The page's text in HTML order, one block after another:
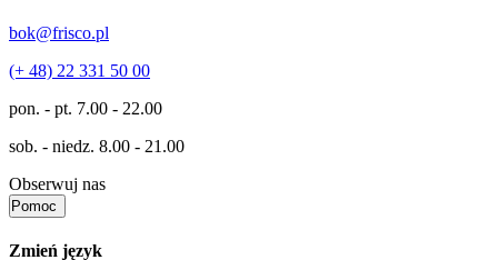
bok@frisco.pl
(+ 48) 22 331 50 00
pon. - pt. 7.00 - 22.00
sob. - niedz. 8.00 - 21.00
Obserwuj nas
Pomoc
Zmień język